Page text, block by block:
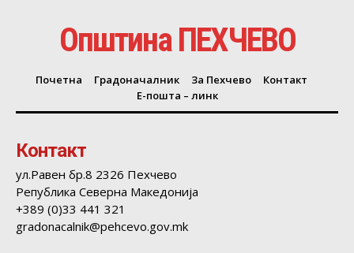
Општина ПЕХЧЕВО
Почетна Градоначалник За Пехчево
Контакт
Е-пошта – линк
Контакт
ул.Равен бр.8 2326 Пехчево
Република Северна Македонија
+389 (0)33 441 321
gradonacalnik@pehcevo.gov.mk